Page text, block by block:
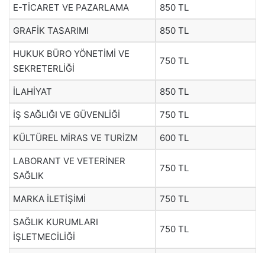
E-TİCARET VE PAZARLAMA 850 TL
GRAFİK TASARIMI 850 TL
HUKUK BÜRO YÖNETİMİ VE
SEKRETERLİĞİ
750 TL
İLAHİYAT 850 TL
İŞ SAĞLIĞI VE GÜVENLİĞİ 750 TL
KÜLTÜREL MİRAS VE TURİZM 600 TL
LABORANT VE VETERİNER
SAĞLIK
750 TL
MARKA İLETİŞİMİ 750 TL
SAĞLIK KURUMLARI
İŞLETMECİLİĞİ
750 TL